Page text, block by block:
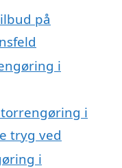
på
i
i
tryg ved
i